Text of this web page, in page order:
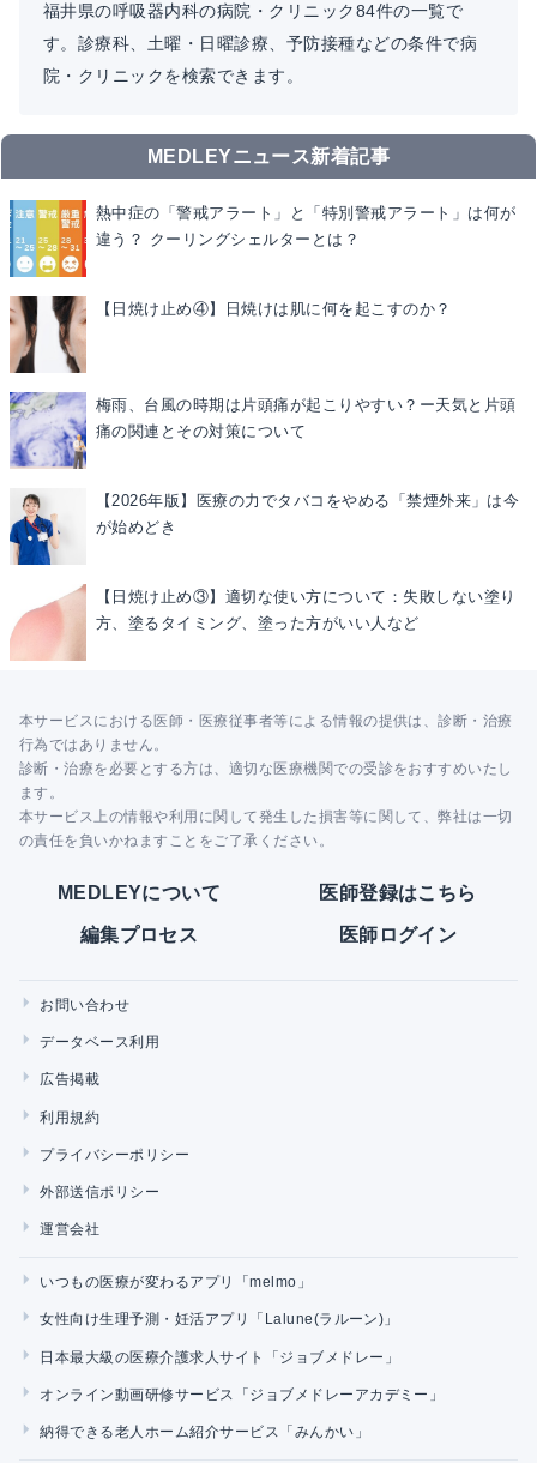
福井県の呼吸器内科の病院・クリニック84件の一覧で
す。診療科、土曜・日曜診療、予防接種などの条件で病
院・クリニックを検索できます。
MEDLEYニュース新着記事
熱中症の「警戒アラート」と「特別警戒アラート」は何が
違う？ クーリングシェルターとは？
【日焼け止め④】日焼けは肌に何を起こすのか？
梅雨、台風の時期は片頭痛が起こりやすい？ー天気と片頭
痛の関連とその対策について
【2026年版】医療の力でタバコをやめる「禁煙外来」は今
が始めどき
【日焼け止め③】適切な使い方について：失敗しない塗り
方、塗るタイミング、塗った方がいい人など
本サービスにおける医師・医療従事者等による情報の提供は、診断・治療
行為ではありません。
診断・治療を必要とする方は、適切な医療機関での受診をおすすめいたし
ます。
本サービス上の情報や利用に関して発生した損害等に関して、弊社は一切
の責任を負いかねますことをご了承ください。
MEDLEYについて 医師登録はこちら
編集プロセス 医師ログイン
お問い合わせ
データベース利用
広告掲載
利用規約
プライバシーポリシー
外部送信ポリシー
運営会社
いつもの医療が変わるアプリ「melmo」
女性向け生理予測・妊活アプリ「Lalune(ラルーン)」
日本最大級の医療介護求人サイト「ジョブメドレー」
オンライン動画研修サービス「ジョブメドレーアカデミー」
納得できる老人ホーム紹介サービス「みんかい」